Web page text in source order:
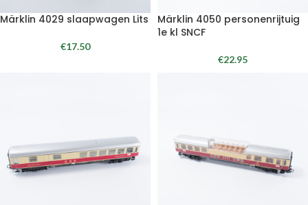
Märklin 4029 slaapwagen Lits
€17.50
Märklin 4050 personenrijtuig
1e kl SNCF
€22.95